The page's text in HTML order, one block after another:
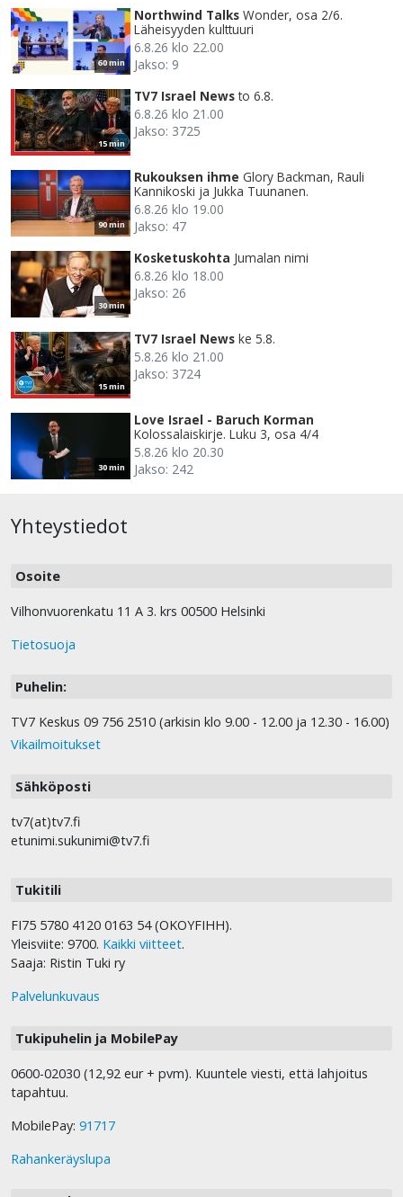
60 min
Northwind Talks Wonder, osa 2/6.
Läheisyyden kulttuuri
6.8.26 klo 22.00
Jakso: 9
15 min
TV7 Israel News to 6.8.
6.8.26 klo 21.00
Jakso: 3725
90 min
Rukouksen ihme Glory Backman, Rauli
Kannikoski ja Jukka Tuunanen.
6.8.26 klo 19.00
Jakso: 47
30 min
Kosketuskohta Jumalan nimi
6.8.26 klo 18.00
Jakso: 26
15 min
TV7 Israel News ke 5.8.
5.8.26 klo 21.00
Jakso: 3724
30 min
Love Israel - Baruch Korman
Kolossalaiskirje. Luku 3, osa 4/4
5.8.26 klo 20.30
Jakso: 242
Yhteystiedot
Osoite
Vilhonvuorenkatu 11 A 3. krs 00500 Helsinki
Tietosuoja
Puhelin:
TV7 Keskus 09 756 2510 (arkisin klo 9.00 - 12.00 ja 12.30 - 16.00)
Vikailmoitukset
Sähköposti
tv7(at)tv7.fi
etunimi.sukunimi@tv7.fi
Tukitili
FI75 5780 4120 0163 54 (OKOYFIHH).
Yleisviite: 9700. Kaikki viitteet.
Saaja: Ristin Tuki ry
Palvelunkuvaus
Tukipuhelin ja MobilePay
0600-02030 (12,92 eur + pvm). Kuuntele viesti, että lahjoitus
tapahtuu.
MobilePay: 91717
Rahankeräyslupa